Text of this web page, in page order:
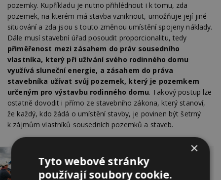
pozemky. Kupříkladu je nutno přihlédnout i k tomu, zda
pozemek, na kterém má stavba vzniknout, umožňuje její jiné
situování a zda jsou s touto změnou umístění spojeny náklady.
Dále musí stavební úřad posoudit proporcionalitu, tedy
přiměřenost mezi zásahem do práv sousedního
vlastníka, který při užívání svého rodinného domu
využívá sluneční energie, a zásahem do práva
stavebníka užívat svůj pozemek, který je pozemkem
určeným pro výstavbu rodinného domu. Takový postup lze
ostatně dovodit i přímo ze stavebního zákona, který stanoví,
že každý, kdo žádá o umístění stavby, je povinen být šetrný
k zájmům vlastníků sousedních pozemků a staveb.
Kolik elektřiny reálně vyrobí fotovoltaická
elektrárna? Co ovlivní výkon elektrárny?
×
Tyto webové stránky
používají soubory cookie.